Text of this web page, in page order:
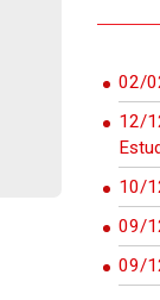
02/
12/
10/
09/
09/